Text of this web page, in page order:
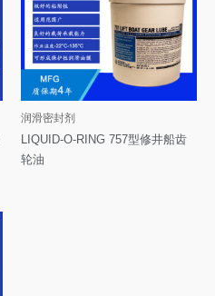
润滑密封剂
LIQUID-O-RING 757型修井船齿
轮油